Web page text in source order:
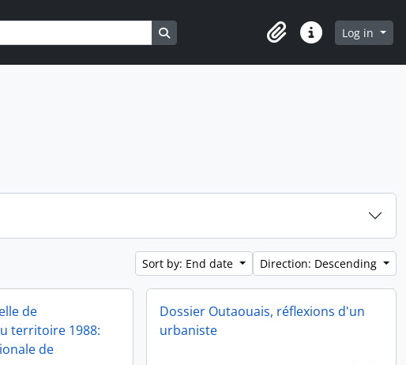
Search in browse page
ClipboardQuick linksLog in
Sort by: End date Direction: Descending
de
territoire 1988:
de
Dossier Outaouais, réflexions d'un
urbaniste